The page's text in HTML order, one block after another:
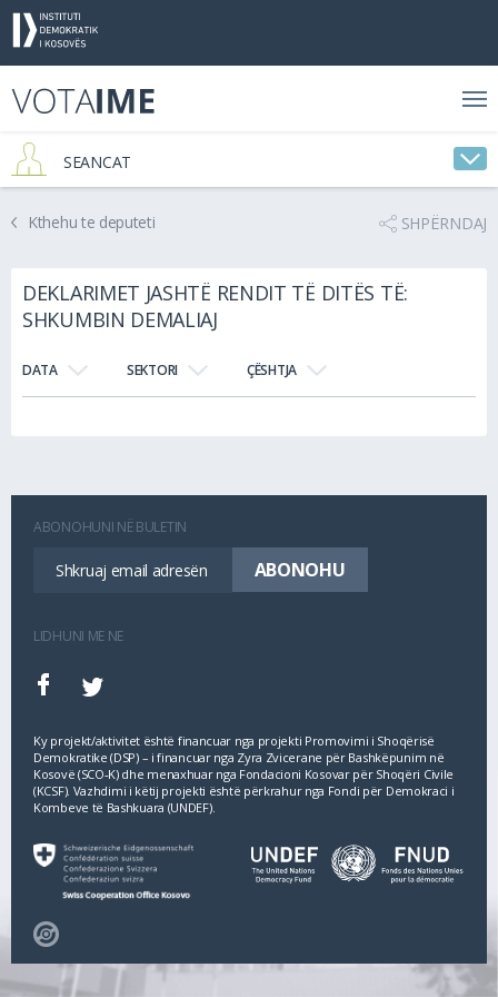
SEANCAT
Kthehu te deputeti SHPËRNDAJ
DEKLARIMET JASHTË RENDIT TË DITËS TË:
SHKUMBIN DEMALIAJ
DATA SEKTORI ÇËSHTJA
ABONOHUNI NË BULETIN
LIDHUNI ME NE
Ky projekt/aktivitet është financuar nga projekti Promovimi i Shoqërisë
Demokratike (DSP) – i financuar nga Zyra Zvicerane për Bashkëpunim në
Kosovë (SCO‐K) dhe menaxhuar nga Fondacioni Kosovar për Shoqëri Civile
(KCSF). Vazhdimi i këtij projekti është përkrahur nga Fondi për Demokraci i
Kombeve të Bashkuara (UNDEF).